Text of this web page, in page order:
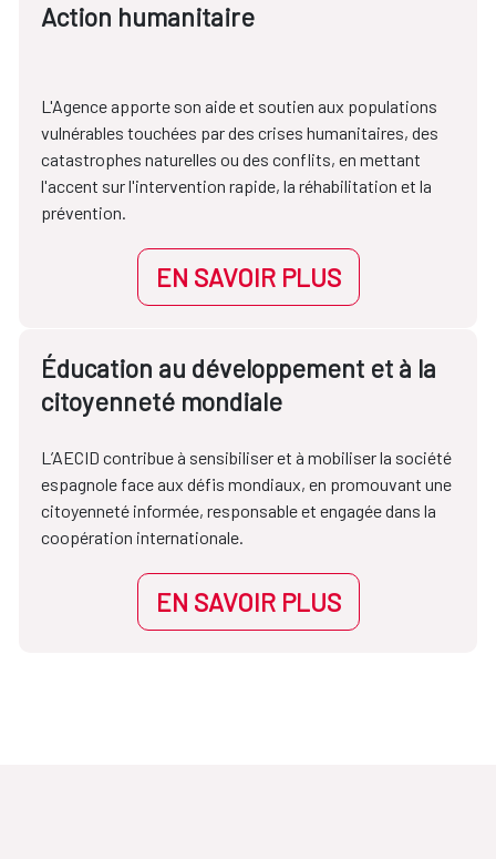
Action humanitaire
L'Agence apporte son aide et soutien aux populations
vulnérables touchées par des crises humanitaires, des
catastrophes naturelles ou des conflits, en mettant
l'accent sur l'intervention rapide, la réhabilitation et la
prévention.
EN SAVOIR PLUS
Éducation au développement et à la
citoyenneté mondiale
L’AECID contribue à sensibiliser et à mobiliser la société
espagnole face aux défis mondiaux, en promouvant une
citoyenneté informée, responsable et engagée dans la
coopération internationale.
EN SAVOIR PLUS